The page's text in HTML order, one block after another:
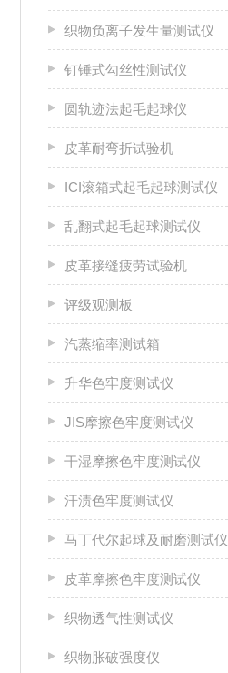
织物负离子发生量测试仪
钉锤式勾丝性测试仪
圆轨迹法起毛起球仪
皮革耐弯折试验机
ICI滚箱式起毛起球测试仪
乱翻式起毛起球测试仪
皮革接缝疲劳试验机
评级观测板
汽蒸缩率测试箱
升华色牢度测试仪
JIS摩擦色牢度测试仪
干湿摩擦色牢度测试仪
汗渍色牢度测试仪
马丁代尔起球及耐磨测试仪
皮革摩擦色牢度测试仪
织物透气性测试仪
织物胀破强度仪